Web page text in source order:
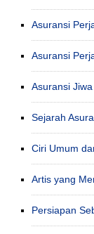
Asuransi
Asuransi
Asuransi
Sejarah
Ciri Umum
Artis yang
Persiapan